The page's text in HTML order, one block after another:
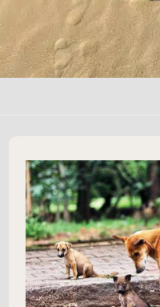
Geef een reactie
Je e-mailadres wordt niet
Reactie*